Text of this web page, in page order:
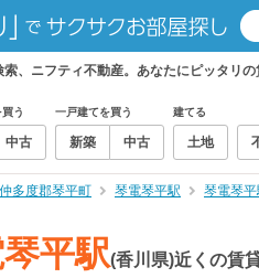
、ニフティ不動産。あなたにピッタリの
う
中古
一戸建てを買う
新築 中古
建てる
土地
仲多度郡琴平町 琴電琴平駅 琴電琴
平駅(香川県)近くの賃